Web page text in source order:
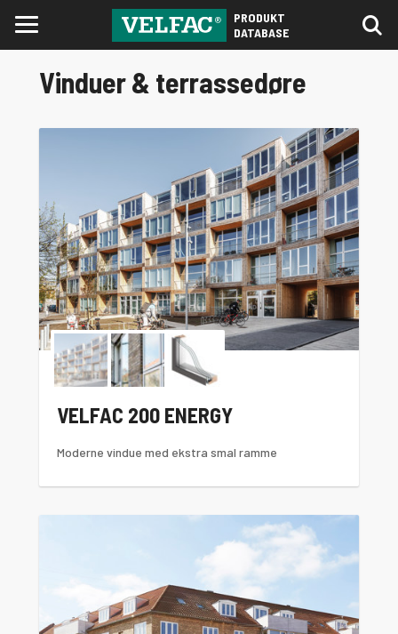
PRODUKT
DATABASE
Vinduer & terrassedøre
VELFAC 200 ENERGY
Moderne vindue med ekstra smal ramme